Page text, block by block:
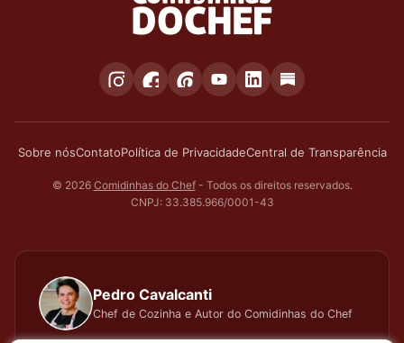
Sobre nósContatoPolítica de PrivacidadeCentral de Transparência
© 2026 Comidinhas do Chef- Todos os direitos reservados.
CNPJ: 33.385.966/0001-43
Pedro Cavalcanti
Chef de Cozinha e Autor do Comidinhas do Chef